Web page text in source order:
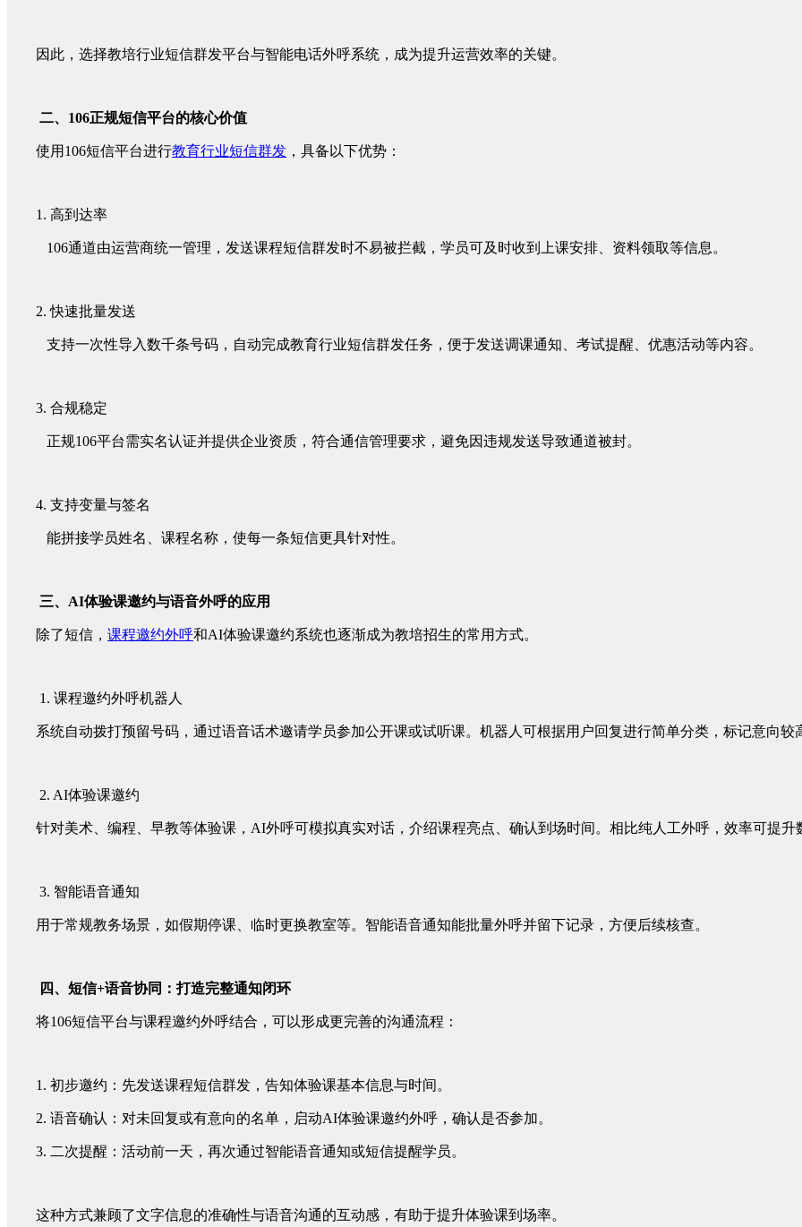
因此，选择教培行业短信群发平台与智能电话外呼系统，成为提升运营效率的关键。
二、106正规短信平台的核心价值
使用106短信平台进行教育行业短信群发 ，具备以下优势：
1. 高到达率
106通道由运营商统一管理，发送课程短信群发时不易被拦截，学员可及时收到上课安排、资料领取等信息。
2. 快速批量发送
支持一次性导入数千条号码，自动完成教育行业短信群发任务，便于发送调课通知、考试提醒、优惠活动等内容。
3. 合规稳定
正规106平台需实名认证并提供企业资质，符合通信管理要求，避免因违规发送导致通道被封。
4. 支持变量与签名
能拼接学员姓名、课程名称，使每一条短信更具针对性。
三、AI体验课邀约与语音外呼的应用
除了短信， 课程邀约外呼和AI体验课邀约系统也逐渐成为教培招生的常用方式。
1. 课程邀约外呼机器人
系统自动拨打预留号码，通过语音话术邀请学员参加公开课或试听课。机器人可根据用户回复进行简单分类，标记意向较
2. AI体验课邀约
针对美术、编程、早教等体验课，AI外呼可模拟真实对话，介绍课程亮点、确认到场时间。相比纯人工外呼，效率可提升
3. 智能语音通知
用于常规教务场景，如假期停课、临时更换教室等。智能语音通知能批量外呼并留下记录，方便后续核查。
四、短信+语音协同：打造完整通知闭环
将106短信平台与课程邀约外呼结合，可以形成更完善的沟通流程：
1. 初步邀约：先发送课程短信群发，告知体验课基本信息与时间。
2. 语音确认：对未回复或有意向的名单，启动AI体验课邀约外呼，确认是否参加。
3. 二次提醒：活动前一天，再次通过智能语音通知或短信提醒学员。
这种方式兼顾了文字信息的准确性与语音沟通的互动感，有助于提升体验课到场率。